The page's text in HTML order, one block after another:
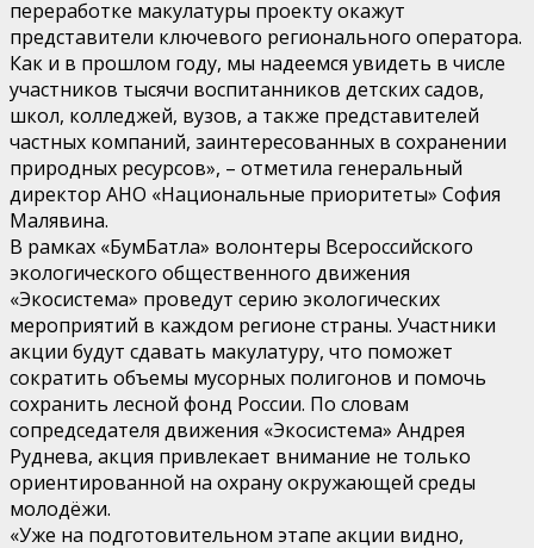
переработке макулатуры проекту окажут
представители ключевого регионального оператора.
Как и в прошлом году, мы надеемся увидеть в числе
участников тысячи воспитанников детских садов,
школ, колледжей, вузов, а также представителей
частных компаний, заинтересованных в сохранении
природных ресурсов», – отметила генеральный
директор АНО «Национальные приоритеты» София
Малявина.
В рамках «БумБатла» волонтеры Всероссийского
экологического общественного движения
«Экосистема» проведут серию экологических
мероприятий в каждом регионе страны. Участники
акции будут сдавать макулатуру, что поможет
сократить объемы мусорных полигонов и помочь
сохранить лесной фонд России. По словам
сопредседателя движения «Экосистема» Андрея
Руднева, акция привлекает внимание не только
ориентированной на охрану окружающей среды
молодёжи.
«Уже на подготовительном этапе акции видно,